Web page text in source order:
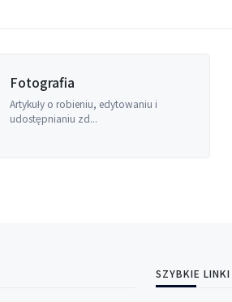
Fotografia
Artykuły o robieniu, edytowaniu i
udostępnianiu zd...
SZYBKIE LINKI